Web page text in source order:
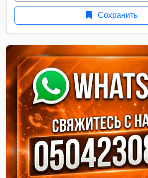
Сохранить